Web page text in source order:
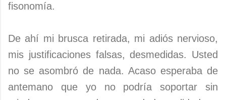
fisonomía.
De ahí mi brusca retirada, mi adiós nervioso,
mis justificaciones falsas, desmedidas. Usted
no se asombró de nada. Acaso esperaba de
antemano que yo no podría soportar sin